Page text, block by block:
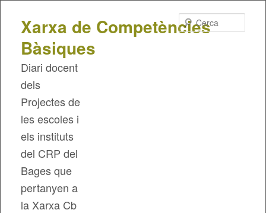
Xarxa de Competències
Bàsiques
Diari docent
dels
Projectes de
les escoles i
els instituts
del CRP del
Bages que
pertanyen a
la Xarxa Cb